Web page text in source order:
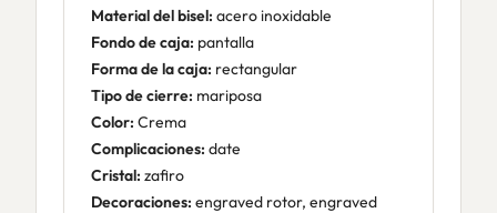
Material del bisel: acero inoxidable
Fondo de caja: pantalla
Forma de la caja: rectangular
Tipo de cierre: mariposa
Color: Crema
Complicaciones: date
Cristal: zafiro
Decoraciones: engraved rotor, engraved